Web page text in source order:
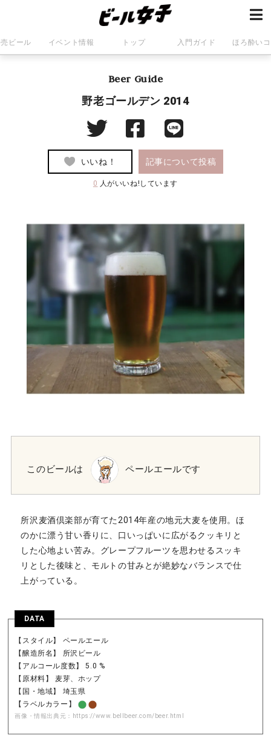
ビール イベント情報 トップ 入門ガイド ほろ酔い
Beer Guide
野老ゴールデン 2014
いいね！ 記事について投稿
0 人がいいね!しています
このビールは ペールエールです
所沢麦酒倶楽部が育てた2014年産の地元大麦を使用。ほ
のかに漂う甘い香りに、口いっぱいに広がるクッキリと
した心地よい苦み。グレープフルーツを思わせるスッキ
リとした後味と、モルトの甘みとが絶妙なバランスで仕
上がっている。
DATA
【スタイル】 ペールエール
【醸造所名】 所沢ビール
【アルコール度数】 5.0 %
【原材料】 麦芽、ホップ
【国・地域】 埼玉県
【ラベルカラー】
画像・情報出典元： https://www.bellbeer.com/beer.html